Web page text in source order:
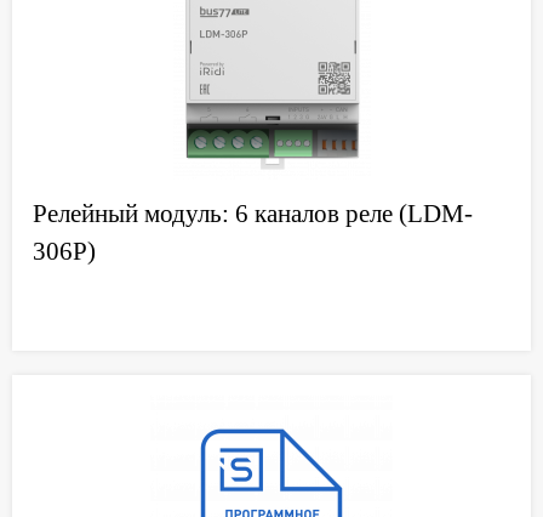
Релейный модуль: 6 каналов реле (LDM-
306P)